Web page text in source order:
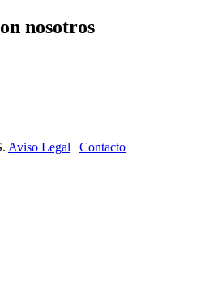
nosotros
Aviso Legal | Contacto